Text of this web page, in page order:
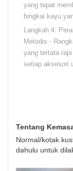
yang tepat
bingkai kayu
Langkah 4:
Metodis -
yang tertata
setiap aksesori
Tentang
Normal/kotak
dahulu untuk